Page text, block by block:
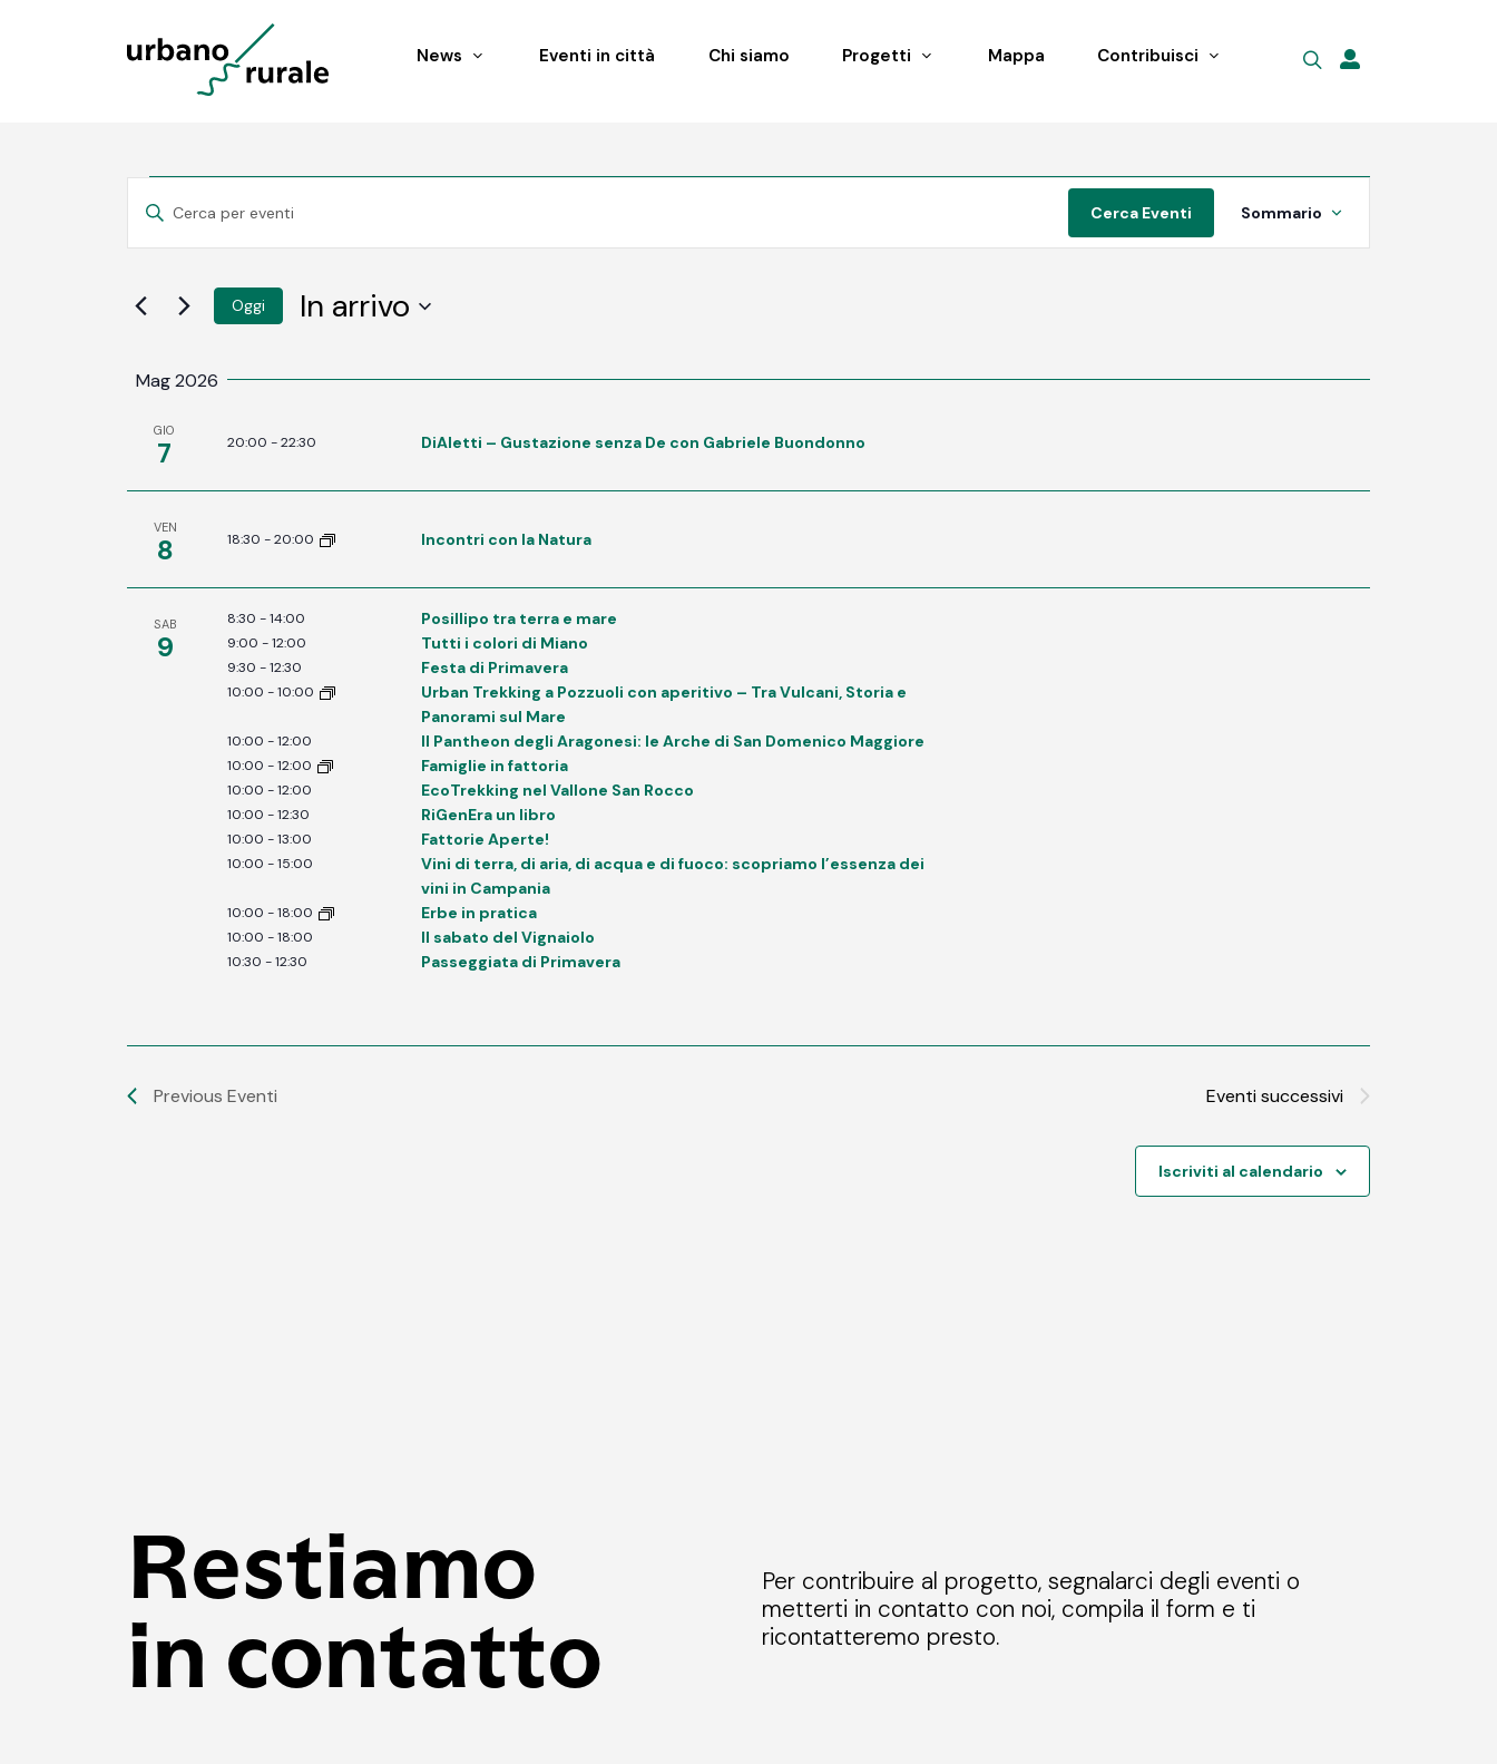
News Eventi in città Chi siamo Progetti Mappa Contribuisci
Eventi
Eventi
Ricerca
e
Navigazione
INSERISCI
PAROLA
CHIAVE.
PER
Cerca Eventi Sommario
Oggi In arrivo
Mag 2026
GIO
7 20:00 -22:30 DiAletti – Gustazione senza De con Gabriele Buondonno
VEN
8 18:30 -20:00 Incontri con la Natura
SAB
9
8:30 -14:00 Posillipo tra terra e mare
9:00 -12:00 Tutti i colori di Miano
9:30 -12:30 Festa di Primavera
10:00 -10:00
Urban Trekking a Pozzuoli con aperitivo – Tra Vulcani, Storia e
Panorami sul Mare
10:00 -12:00 Il Pantheon degli Aragonesi: le Arche di San Domenico Maggiore
10:00 -12:00 Famiglie in fattoria
10:00 -12:00 EcoTrekking nel Vallone San Rocco
10:00 -12:30 RiGenEra un libro
10:00 -13:00 Fattorie Aperte!
10:00 -15:00
Vini di terra, di aria, di acqua e di fuoco: scopriamo l’essenza dei
vini in Campania
10:00 -18:00 Erbe in pratica
10:00 -18:00 Il sabato del Vignaiolo
10:30 -12:30 Passeggiata di Primavera
Previous Eventi Eventi successivi
Iscriviti al calendario
Restiamo
in contatto
Per contribuire al progetto, segnalarci degli eventi o
metterti in contatto con noi, compila il form e ti
ricontatteremo presto.